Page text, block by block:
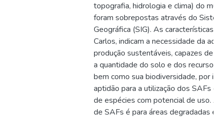
topografia, hidrologia e clima) do
foram sobrepostas através do
Geográfica (SIG). As características
Carlos, indicam a necessidade da
produção sustentáveis, capazes de
a quantidade do solo e dos recursos
bem como sua biodiversidade, por
aptidão para a utilização dos SAFs e
de espécies com potencial de uso.
de SAFs é para áreas degradadas e